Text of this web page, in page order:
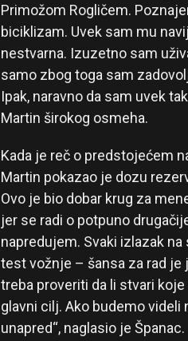
Primožom Rogličem.
biciklizam. Uvek sam mu
nestvarna. Izuzetno sam
samo zbog toga sam
Ipak, naravno da sam uvek
Martin širokog osmeha.
Kada je reč o predstojećem
Martin pokazao je dozu
Ovo je bio dobar krug za
jer se radi o potpuno
napredujem. Svaki izlazak
test vožnje – šansa za rad je
treba proveriti da li stvari
glavni cilj. Ako budemo videli
unapred“, naglasio je Španac.